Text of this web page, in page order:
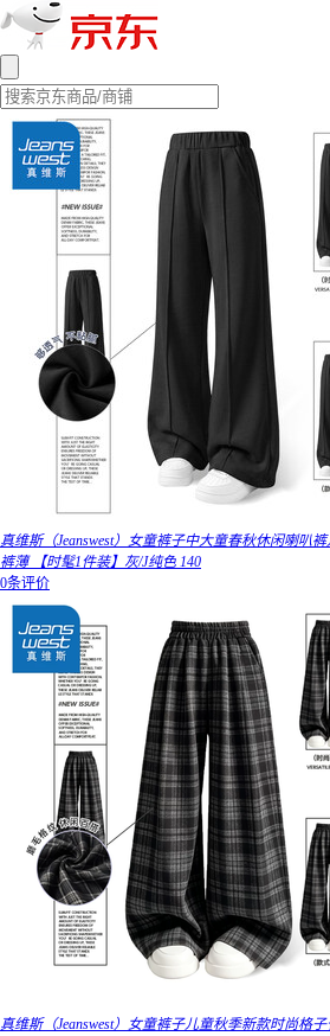
真维斯（Jeanswest）女童裤子中大童春秋休闲喇叭
裤薄 【时髦1件装】灰/J纯色 140
0条评价
真维斯（Jeanswest）女童裤子儿童秋季新款时尚格